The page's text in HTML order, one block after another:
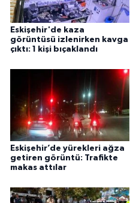
Eskişehir'de kaza
görüntüsü izlenirken kavga
çıktı: 1 kişi bıçaklandı
Eskişehir’de yürekleri ağza
getiren görüntü: Trafikte
makas attılar